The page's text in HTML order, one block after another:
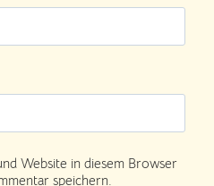
Website in diesem Browser
speichern.